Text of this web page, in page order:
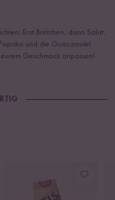
Erst Brötchen, dann Salat,
und die Guacamole!
Geschmack anpassen!